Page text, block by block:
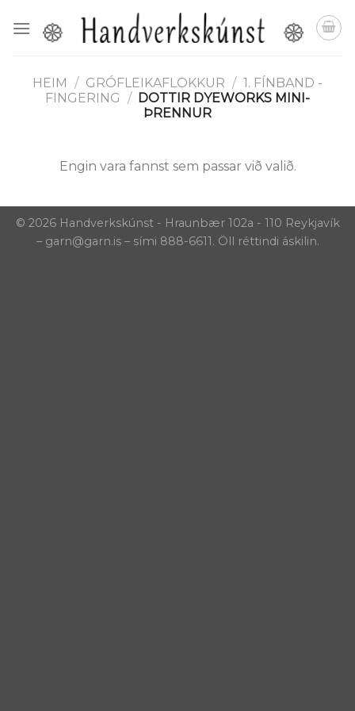
HEIM / GRÓFLEIKAFLOKKUR / 1. FÍNBAND -
FINGERING / DOTTIR DYEWORKS MINI-
ÞRENNUR
Engin vara fannst sem passar við valið.
© 2026 Handverkskúnst - Hraunbær 102a - 110 Reykjavík
– garn@garn.is – sími 888-6611. Öll réttindi áskilin.